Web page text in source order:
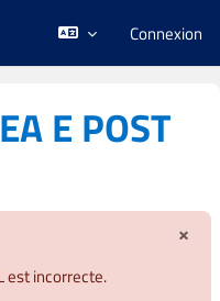
Connexion
E POST
est incorrecte.
×